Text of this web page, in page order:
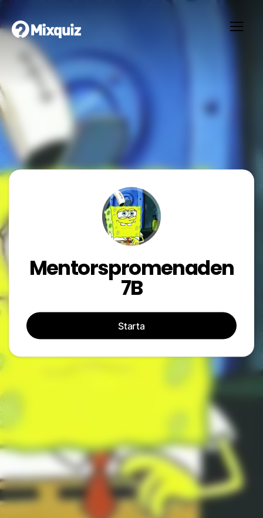
Mentorspromenaden
7B
Starta